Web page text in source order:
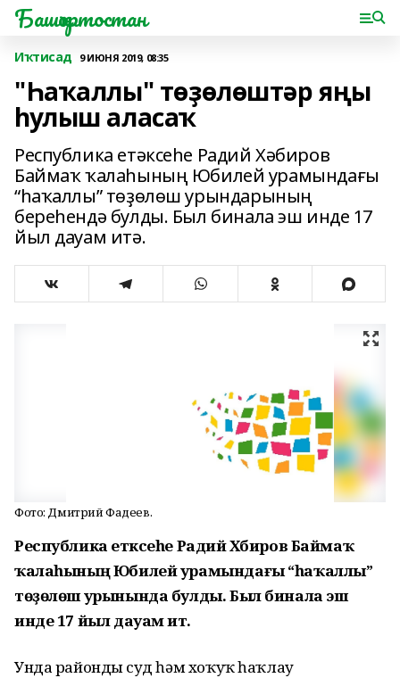
Башҡортостан
Иҡтисад 9 ИЮНЯ 2019, 08:35
"Һаҡаллы" төҙөлөштәр яңы
һулыш аласаҡ
Республика етәксеһе Радий Хәбиров
Баймаҡ ҡалаһының Юбилей урамындағы
“һаҡаллы” төҙөлөш урындарының
береһендә булды. Был бинала эш инде 17
йыл дауам итә.
Фото: Дмитрий Фадеев.
Республика етәксеһе Радий Хәбиров Баймаҡ
ҡалаһының Юбилей урамындағы “һаҡаллы”
төҙөлөш урынында булды. Был бинала эш
инде 17 йыл дауам итә.
Унда райондың суд һәм хоҡуҡ һаҡлау